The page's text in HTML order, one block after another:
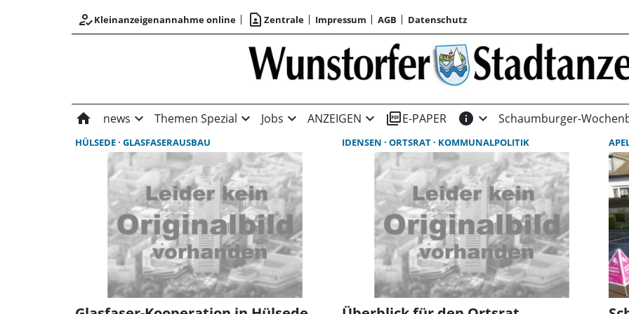
how_to_regKleinanzeigenannahme online contact_page Zentrale Impressum AGB Datenschutz
home news expand_more Themen Spezial expand_more Jobs expand_more ANZEIGEN expand_more picture_as_pdfE-PAPER info expand_more Schaumburger-
HÜLSEDE GLASFASERAUSBAU IDENSEN ORTSRAT KOMMUNALPOLITIK